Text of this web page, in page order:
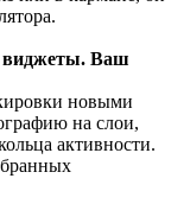
Ваш
новыми
на слои,
активности.